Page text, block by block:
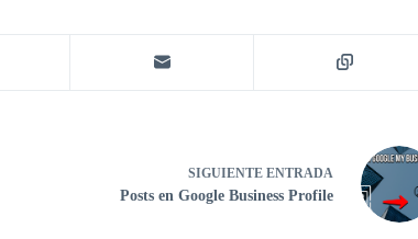
SIGUIENTE ENTRADA
Posts en Google Business Profile